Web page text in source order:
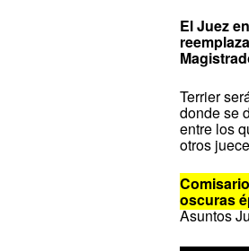
El Juez
Terrier
donde se
entre los
otros
oscuras
Asuntos